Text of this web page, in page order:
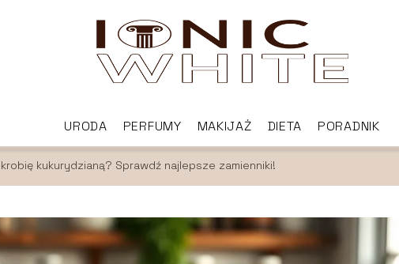
URODA PERFUMY MAKIJAŻ DIETA PORADNIK
kukurydzianą? Sprawdź najlepsze zamienniki!